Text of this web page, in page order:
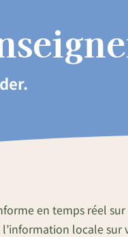
en temps réel
locale sur